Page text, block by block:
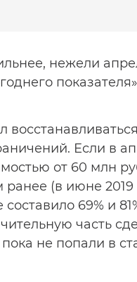
нежели
показателя»
Если в
от 60 млн
(в июне 2019
69% и
часть
не попали в